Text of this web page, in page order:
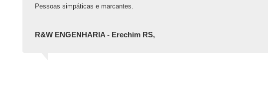
Pessoas simpáticas e marcantes.
R&W ENGENHARIA - Erechim RS,